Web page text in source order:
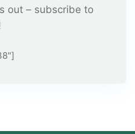
out – subscribe to